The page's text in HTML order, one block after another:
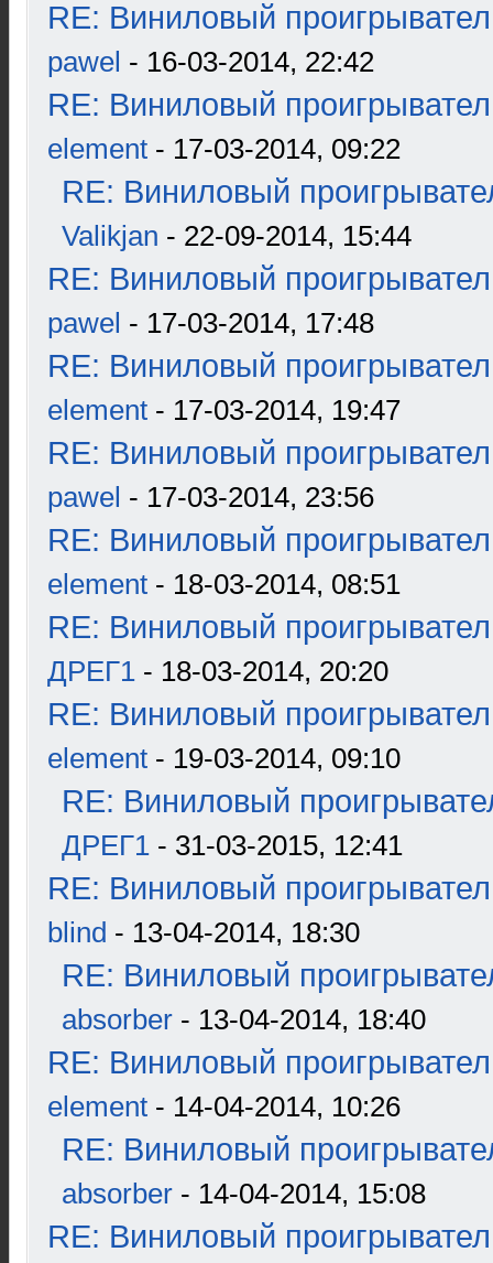
RE: Виниловый
pawel - 16-03-2014, 22:42
RE: Виниловый
element - 17-03-2014, 09:22
RE: Виниловый
Valikjan - 22-09-2014, 15:44
RE: Виниловый
pawel - 17-03-2014, 17:48
RE: Виниловый
element - 17-03-2014, 19:47
RE: Виниловый
pawel - 17-03-2014, 23:56
RE: Виниловый
element - 18-03-2014, 08:51
RE: Виниловый
ДРЕГ1 - 18-03-2014, 20:20
RE: Виниловый
element - 19-03-2014, 09:10
RE: Виниловый
ДРЕГ1 - 31-03-2015, 12:41
RE: Виниловый
blind - 13-04-2014, 18:30
RE: Виниловый
absorber - 13-04-2014, 18:40
RE: Виниловый
element - 14-04-2014, 10:26
RE: Виниловый
absorber - 14-04-2014, 15:08
RE: Виниловый